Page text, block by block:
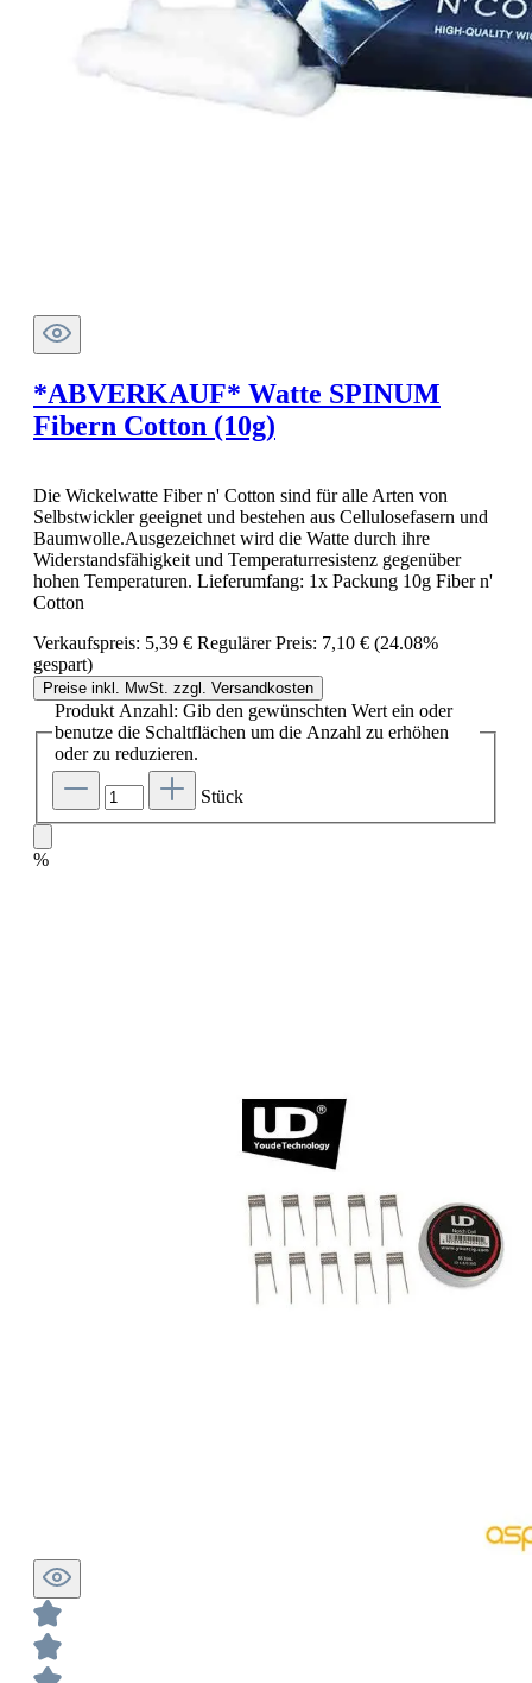
*ABVERKAUF* Watte SPINUM
Fibern Cotton (10g)
Die Wickelwatte Fiber n' Cotton sind für alle Arten von
Selbstwickler geeignet und bestehen aus Cellulosefasern und
Baumwolle.Ausgezeichnet wird die Watte durch ihre
Widerstandsfähigkeit und Temperaturresistenz gegenüber
hohen Temperaturen. Lieferumfang: 1x Packung 10g Fiber n'
Cotton
Verkaufspreis: 5,39 € Regulärer Preis: 7,10 € (24.08%
gespart)
Preise inkl. MwSt. zzgl. Versandkosten
Produkt Anzahl: Gib den gewünschten Wert ein oder
benutze die Schaltflächen um die Anzahl zu erhöhen
oder zu reduzieren.
Stück
%